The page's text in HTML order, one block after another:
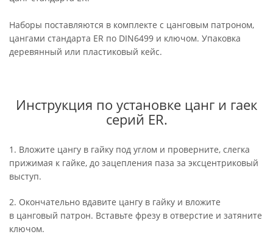
Наборы поставляются в комплекте с цанговым патроном,
цангами стандарта ER по DIN6499 и ключом. Упаковка
деревянный или пластиковый кейс.
Инструкция по установке цанг и гаек
серий ER.
1. Вложите цангу в гайку под углом и проверните, слегка
прижимая к гайке, до зацепления паза за эксцентриковый
выступ.
2. Окончательно вдавите цангу в гайку и вложите
в цанговый патрон. Вставьте фрезу в отверстие и затяните
ключом.